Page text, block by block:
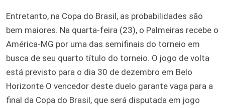
Entretanto, na Copa do Brasil, as probabilidades são
bem maiores. Na quarta-feira (23), o Palmeiras recebe o
América-MG por uma das semifinais do torneio em
busca de seu quarto título do torneio. O jogo de volta
está previsto para o dia 30 de dezembro em Belo
Horizonte O vencedor deste duelo garante vaga para a
final da Copa do Brasil, que será disputada em jogo